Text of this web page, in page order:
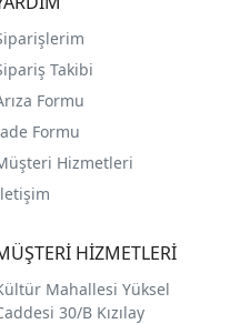
Takibi
Formu
Formu
Hizmetleri
HİZMETLERİ
Mahallesi Yüksel
30/B Kızılay